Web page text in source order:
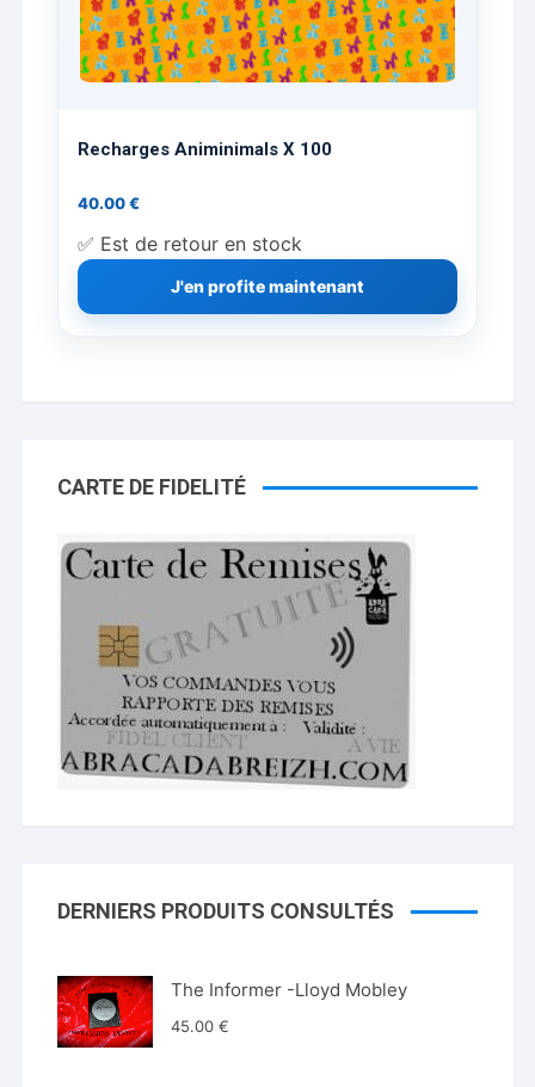
Recharges Animinimals X 100
40.00€
✅ Est de retour en stock
J'en profite maintenant
CARTE DE FIDELITÉ
DERNIERS PRODUITS CONSULTÉS
The Informer -Lloyd Mobley
45.00€